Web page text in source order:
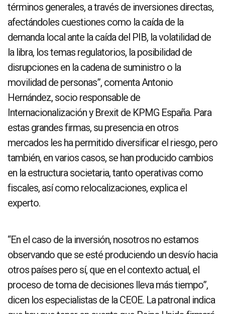
términos generales, a través de inversiones directas,
afectándoles cuestiones como la caída de la
demanda local ante la caída del PIB, la volatilidad de
la libra, los temas regulatorios, la posibilidad de
disrupciones en la cadena de suministro o la
movilidad de personas”, comenta Antonio
Hernández, socio responsable de
Internacionalización y Brexit de KPMG España. Para
estas grandes firmas, su presencia en otros
mercados les ha permitido diversificar el riesgo, pero
también, en varios casos, se han producido cambios
en la estructura societaria, tanto operativas como
fiscales, así como relocalizaciones, explica el
experto.
“En el caso de la inversión, nosotros no estamos
observando que se esté produciendo un desvío hacia
otros países pero sí, que en el contexto actual, el
proceso de toma de decisiones lleva más tiempo”,
dicen los especialistas de la CEOE. La patronal indica